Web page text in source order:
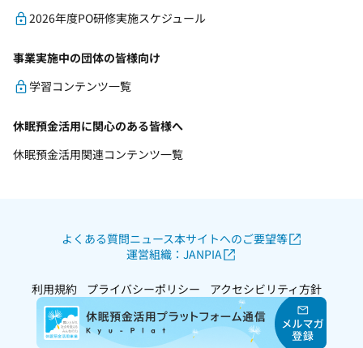
2026年度PO研修実施スケジュール
事業実施中の団体の皆様向け
学習コンテンツ一覧
休眠預金活用に関心のある皆様へ
休眠預金活用関連コンテンツ一覧
よくある質問ニュース本サイトへのご要望等
運営組織：JANPIA
利用規約 プライバシーポリシー アクセシビリティ方針